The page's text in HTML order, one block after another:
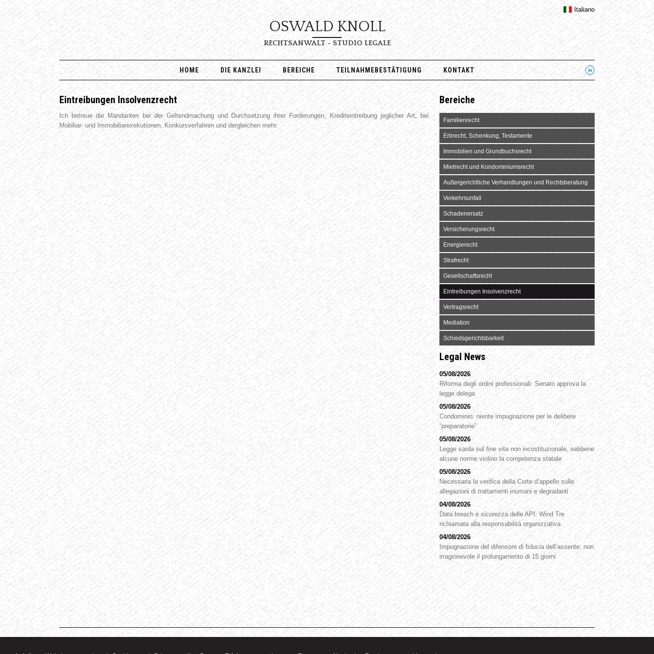
Italiano
OSWALD KNOLL
RECHTSANWALT - STUDIO LEGALE
HOME DIE KANZLEI BEREICHE TEILNAHMEBESTÄTIGUNG KONTAKT
Eintreibungen Insolvenzrecht
Ich betreue die Mandanten bei der Geltendmachung und Durchsetzung ihrer Forderungen, Krediteintreibung jeglicher Art, bei
Mobiliar- und Immobiliarexekutionen, Konkursverfahren und dergleichen mehr.
Bereiche
Familienrecht
Erbrecht, Schenkung, Testamente
Immobilien und Grundbuchsrecht
Mietrecht und Kondominiumsrecht
Außergerichtliche Verhandlungen und Rechtsberatung
Verkehrsunfall
Schadenersatz
Versicherungsrecht
Energierecht
Strafrecht
Gesellschaftsrecht
Eintreibungen Insolvenzrecht
Vertragsrecht
Mediation
Schiedsgerichtsbarkeit
Legal News
05/08/2026
Riforma degli ordini professionali: Senato approva la
legge delega
05/08/2026
Condominio: niente impugnazione per le delibere
“preparatorie”
05/08/2026
Legge sarda sul fine vita non incostituzionale, sebbene
alcune norme violino la competenza statale
05/08/2026
Necessaria la verifica della Corte d’appello sulle
allegazioni di trattamenti inumani e degradanti
04/08/2026
Data breach e sicurezza delle API: Wind Tre
richiamata alla responsabilità organizzativa
04/08/2026
Impugnazione del difensore di fiducia dell’assente: non
irragionevole il prolungamento di 15 giorni